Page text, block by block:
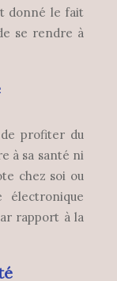
donné le fait
se rendre à
profiter du
à sa santé ni
chez soi ou
électronique
rapport à la